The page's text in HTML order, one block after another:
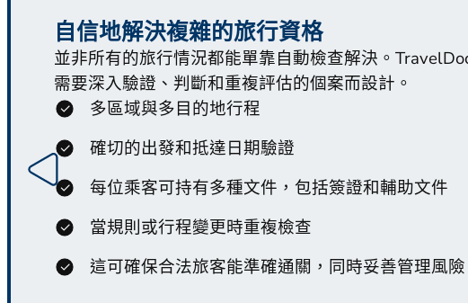
自信地解決複雜的旅行資格
並非所有的旅行情況都能單靠自動檢查解決。
需要深入驗證、判斷和重複評估的個案而設計。
多區域與多目的地行程
確切的出發和抵達日期驗證
每位乘客可持有多種文件，包括簽證和輔助文件
當規則或行程變更時重複檢查
這可確保合法旅客能準確通關，同時妥善管理風險